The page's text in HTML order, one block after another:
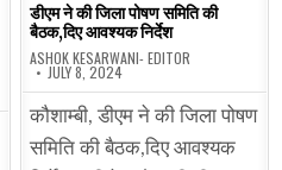
डीएम ने की जिला पोषण समिति की
बैठक,दिए आवश्यक निर्देश
ASHOK KESARWANI- EDITOR
JULY 8, 2024
कौशाम्बी, डीएम ने की जिला पोषण
समिति की बैठक,दिए आवश्यक